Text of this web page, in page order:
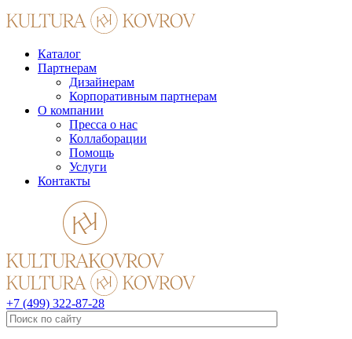
Каталог
Партнерам
Дизайнерам
Корпоративным партнерам
О компании
Пресса о нас
Коллаборации
Помощь
Услуги
Контакты
+7 (499) 322-87-28